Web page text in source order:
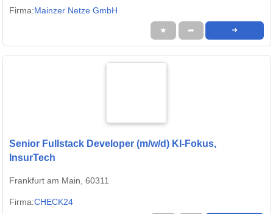
Firma:Mainzer Netze GmbH
★ ➦ ➜
Senior Fullstack Developer (m/w/d) KI-Fokus,
InsurTech
Frankfurt am Main, 60311
Firma:CHECK24